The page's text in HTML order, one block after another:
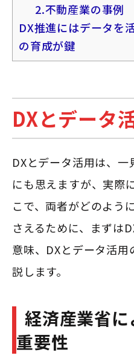
2.不動産業の事例
DX推進にはデータを
の育成が鍵
DXとデータ
DXとデータ活用は、
にも思えますが、実際
こで、両者がどのよう
さえるために、まずは
意味、DXとデータ活
説します。
経済産業省
重要性